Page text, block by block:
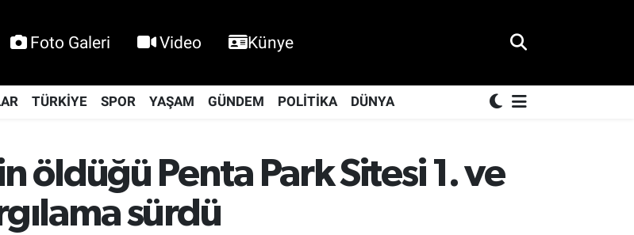
Foto Galeri Video Künye
TÜRKİYE SPOR YAŞAM GÜNDEM POLİTİKA DÜNYA
öldüğü Penta Park Sitesi 1. ve
sürdü